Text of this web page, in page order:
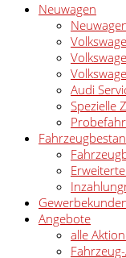
Neuwagen
Audi
Spezielle
Angebote
alle